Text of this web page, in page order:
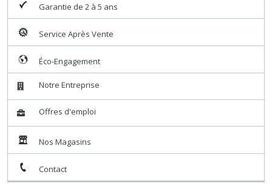
Garantie de 2 à 5 ans
Service Après Vente
Éco-Engagement
Notre Entreprise
Offres d'emploi
Nos Magasins
Contact